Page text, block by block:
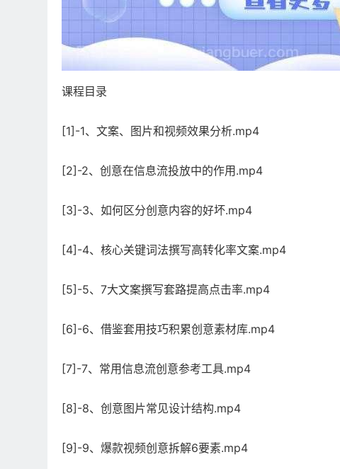
课程目录
[1]-1、文案、图片和视频效果分析.mp4
[2]-2、创意在信息流投放中的作用.mp4
[3]-3、如何区分创意内容的好坏.mp4
[4]-4、核心关键词法撰写高转化率文案.mp4
[5]-5、7大文案撰写套路提高点击率.mp4
[6]-6、借鉴套用技巧积累创意素材库.mp4
[7]-7、常用信息流创意参考工具.mp4
[8]-8、创意图片常见设计结构.mp4
[9]-9、爆款视频创意拆解6要素.mp4